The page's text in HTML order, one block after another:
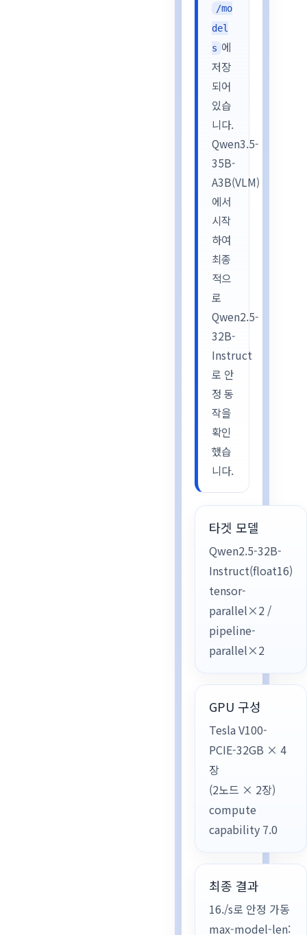
/mo
del
s 에
저장
되어
있습
니다.
Qwen3.5-
35B-
A3B(VLM)
에서
시작
하여
최종
적으
로
Qwen2.5-
32B-
Instruct
로 안
정 동
작을
확인
했습
니다.
타겟 모델
Qwen2.5-32B-
Instruct(float16)
tensor-
parallel×2 /
pipeline-
parallel×2
GPU 구성
Tesla V100-
PCIE-32GB × 4
장
(2노드 × 2장)
compute
capability 7.0
최종 결과
16./s로 안정 가동
max-model-len: